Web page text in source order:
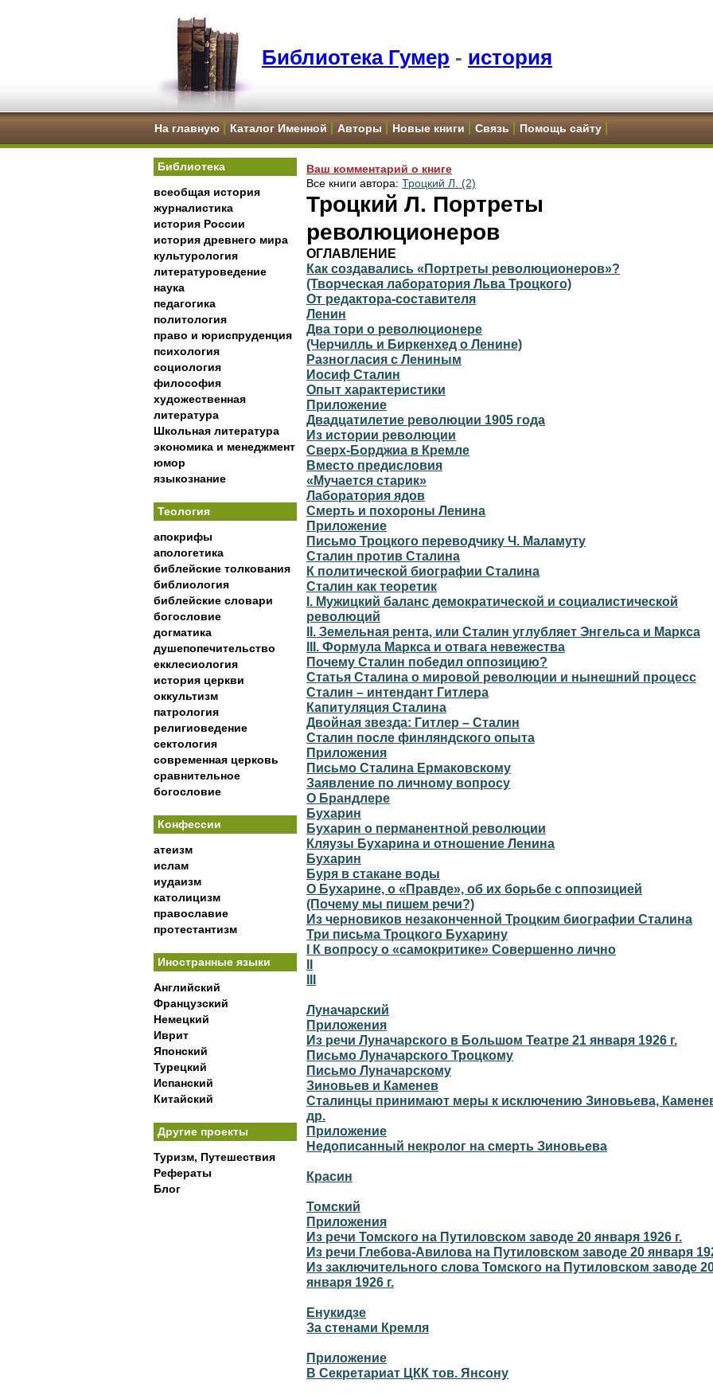
Библиотека Гумер - история
На главную Каталог Именной Авторы Новые книги Связь Помощь сайту
Библиотека
всеобщая история
журналистика
история России
история древнего мира
культурология
литературоведение
наука
педагогика
политология
право и юриспруденция
психология
социология
философия
художественная
литература
Школьная литература
экономика и менеджмент
юмор
языкознание
Теология
апокрифы
апологетика
библейские толкования
библиология
библейские словари
богословие
догматика
душепопечительство
екклесиология
история церкви
оккультизм
патрология
религиоведение
сектология
современная церковь
сравнительное
богословие
Конфессии
атеизм
ислам
иудаизм
католицизм
православие
протестантизм
Иностранные языки
Английский
Французский
Немецкий
Иврит
Японский
Турецкий
Испанский
Китайский
Другие проекты
Туризм, Путешествия
Рефераты
Блог
Ваш комментарий о книге
Все книги автора: Троцкий Л. (2)
Троцкий Л. Портреты
революционеров
ОГЛАВЛЕНИЕ
Как создавались «Портреты революционеров»?
(Творческая лаборатория Льва Троцкого)
От редактора-составителя
Ленин
Два тори о революционере
(Черчилль и Биркенхед о Ленине)
Разногласия с Лениным
Иосиф Сталин
Опыт характеристики
Приложение
Двадцатилетие революции 1905 года
Из истории революции
Сверх-Борджиа в Кремле
Вместо предисловия
«Мучается старик»
Лаборатория ядов
Смерть и похороны Ленина
Приложение
Письмо Троцкого переводчику Ч. Маламуту
Сталин против Сталина
К политической биографии Сталина
Сталин как теоретик
I. Мужицкий баланс демократической и социалистической
революций
II. Земельная рента, или Сталин углубляет Энгельса и Маркса
III. Формула Маркса и отвага невежества
Почему Сталин победил оппозицию?
Статья Сталина о мировой революции и нынешний процесс
Сталин – интендант Гитлера
Капитуляция Сталина
Двойная звезда: Гитлер – Сталин
Сталин после финляндского опыта
Приложения
Письмо Сталина Ермаковскому
Заявление по личному вопросу
О Брандлере
Бухарин
Бухарин о перманентной революции
Кляузы Бухарина и отношение Ленина
Бухарин
Буря в стакане воды
О Бухарине, о «Правде», об их борьбе с оппозицией
(Почему мы пишем речи?)
Из черновиков незаконченной Троцким биографии Сталина
Три письма Троцкого Бухарину
I К вопросу о «самокритике» Совершенно лично
II
III
Луначарский
Приложения
Из речи Луначарского в Большом Театре 21 января 1926 г.
Письмо Луначарского Троцкому
Письмо Луначарскому
Зиновьев и Каменев
Сталинцы принимают меры к исключению Зиновьева,
др.
Приложение
Недописанный некролог на смерть Зиновьева
Красин
Томский
Приложения
Из речи Томского на Путиловском заводе 20 января 1926 г.
Из речи Глебова-Авилова на Путиловском заводе 20 января
Из заключительного слова Томского на Путиловском заводе
января 1926 г.
Енукидзе
За стенами Кремля
Приложение
В Секретариат ЦКК тов. Янсону